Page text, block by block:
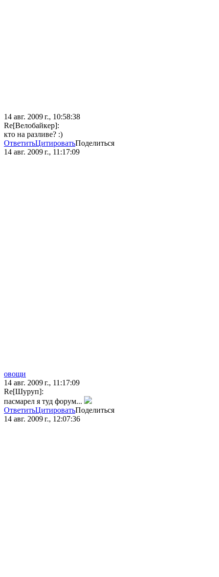
14 авг. 2009 г., 10:58:38
Re[Велобайкер]:
кто на разливе? :)
ОтветитьЦитироватьПоделиться
14 авг. 2009 г., 11:17:09
овощи
14 авг. 2009 г., 11:17:09
Re[Шуруп]:
пасмарел я туд форум...
ОтветитьЦитироватьПоделиться
14 авг. 2009 г., 12:07:36